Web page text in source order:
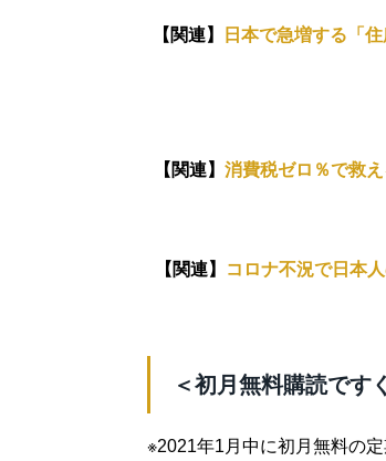
【関連】
日本で急増する「
【関連】 消費税ゼロ％で救
【関連】
コロナ不況で日本
＜初月無料購読です
※2021年1月中に初月無料の